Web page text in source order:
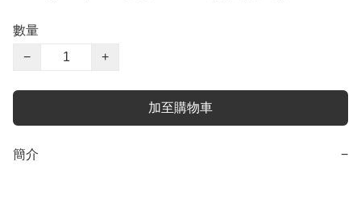
數量
−
+
加至購物車
簡介 −